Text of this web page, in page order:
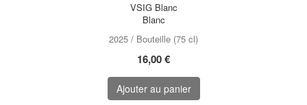
VSIG Blanc
Blanc
2025 / Bouteille (75 cl)
16,00 €
Ajouter au panier